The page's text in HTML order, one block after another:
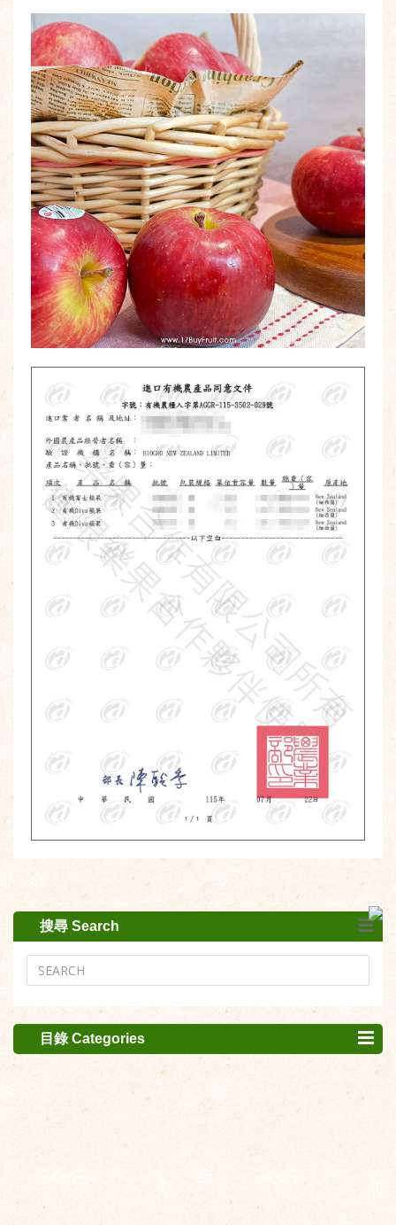
搜尋 Search
目錄 Categories